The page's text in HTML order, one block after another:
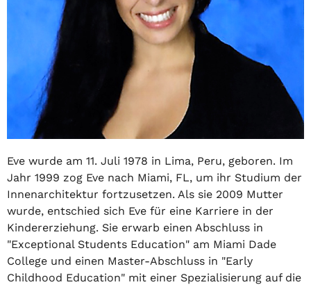
Eve wurde am 11. Juli 1978 in Lima, Peru, geboren. Im
Jahr 1999 zog Eve nach Miami, FL, um ihr Studium der
Innenarchitektur fortzusetzen. Als sie 2009 Mutter
wurde, entschied sich Eve für eine Karriere in der
Kindererziehung. Sie erwarb einen Abschluss in
"Exceptional Students Education" am Miami Dade
College und einen Master-Abschluss in "Early
Childhood Education" mit einer Spezialisierung auf die